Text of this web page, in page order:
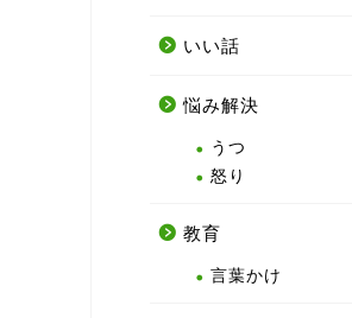
いい話
悩み解決
うつ
怒り
教育
言葉かけ